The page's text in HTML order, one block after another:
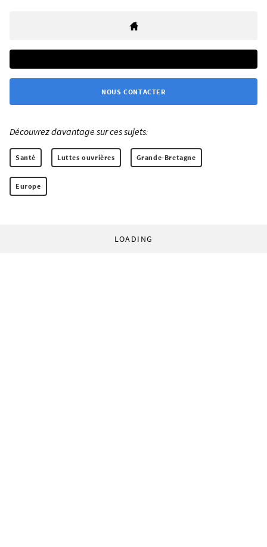
NOUS CONTACTER
Découvrez davantage sur ces sujets:
Santé Luttes ouvrières Grande-Bretagne
Europe
LOADING